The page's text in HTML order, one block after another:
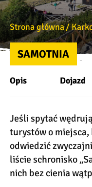
Strona główna
SAMOTNIA
Opis Dojazd
Jeśli spytać
turystów o miejsca,
odwiedzić
liście schronisko
nich bez cienia